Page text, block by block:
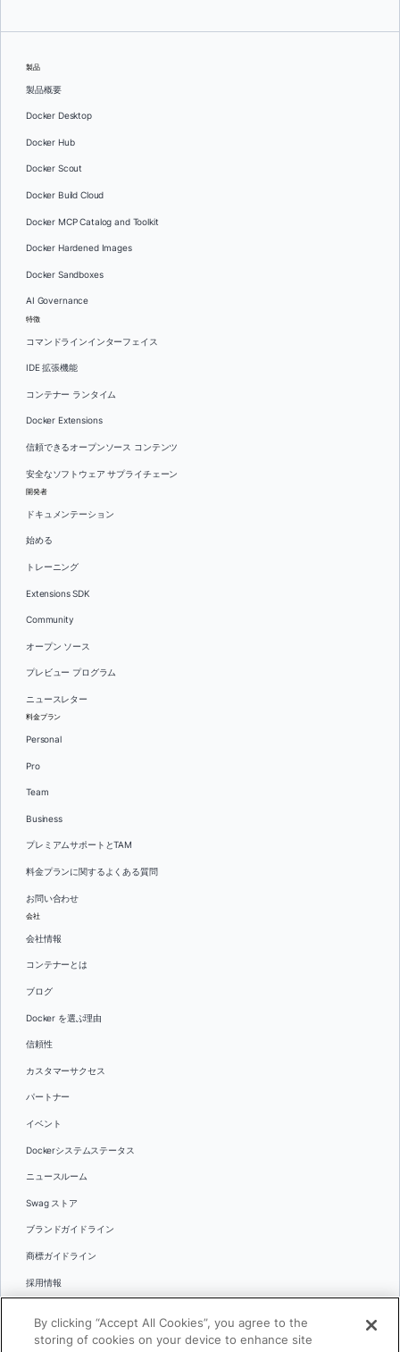
製品
製品概要
Docker Desktop
Docker Hub
Docker Scout
Docker Build Cloud
Docker MCP Catalog and Toolkit
Docker Hardened Images
Docker Sandboxes
AI Governance
特徴
コマンドラインインターフェイス
IDE 拡張機能
コンテナー ランタイム
Docker Extensions
信頼できるオープンソース コンテンツ
安全なソフトウェア サプライチェーン
開発者
ドキュメンテーション
始める
トレーニング
Extensions SDK
Community
オープン ソース
プレビュー プログラム
ニュースレター
料金プラン
Personal
Pro
Team
Business
プレミアムサポートとTAM
料金プランに関するよくある質問
お問い合わせ
会社
会社情報
コンテナーとは
ブログ
Docker を選ぶ理由
信頼性
カスタマーサクセス
パートナー
イベント
Dockerシステムステータス
ニュースルーム
Swag ストア
ブランドガイドライン
商標ガイドライン
採用情報
言語By clicking “Accept All Cookies”, you agree to the
storing of cookies on your device to enhance site